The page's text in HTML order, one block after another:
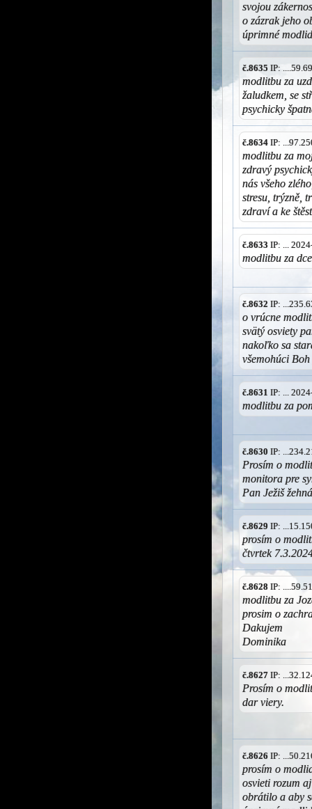
svojou
o zázrak jeho
úprimné
č.8635 IP:
modlitbu za
žaludkem, se
psychicky
č.8634 IP:
modlitbu za
zdravý
nás všeho
stresu, trýzně,
zdraví a ke
č.8633 IP: ...
modlitbu za
č.8632 IP:
o vrúcne
svätý osviety
nakoľko sa
všemohúci
č.8631 IP: ...
modlitbu za
č.8630 IP:
Prosím o
monitora pre
Pan Ježiš
č.8629 IP:
prosím o
čtvrtek
č.8628 IP:
modlitbu za
prosim o
Dakujem
Dominika
č.8627 IP:
Prosím o
dar viery.
č.8626 IP:
prosím o
osvieti rozum
obrátilo a aby